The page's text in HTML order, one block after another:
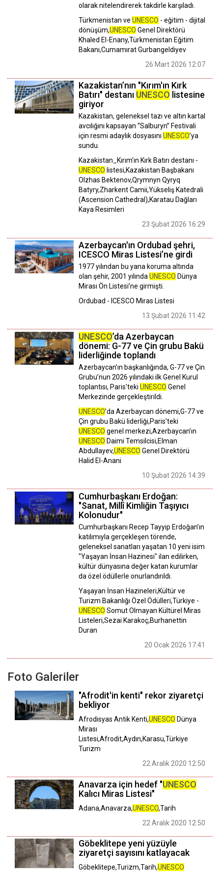
olarak nitelendirerek takdirle karşıladı.
Türkmenistan ve UNESCO - eğitim - dijital
dönüşüm,UNESCO Genel Direktörü
Khaled El-Enany,Türkmenistan Eğitim
Bakanı,Cumamırat Gurbangeldiyev
26 Mart 2026 12:07
Kazakistan’nın "Kırım'ın Kırk
Batırı" destanı UNESCO listesine
giriyor
Kazakistan, geleneksel tazı ve altın kartal
avcılığını kapsayan “Salburyn” Festivali
için resmi adaylık dosyasını UNESCO’ya
sundu.
Kazakistan_Kırım'ın Kırk Batırı destanı -
UNESCO listesi,Kazakistan Başbakanı
Olzhas Bektenov,Qrymnyn Qyryq
Batyry,Zharkent Camii,Yükseliş Katedrali
(Ascension Cathedral),Karatau Dağları
Kaya Resimleri
23 Şubat 2026 16:29
Azerbaycan'ın Ordubad şehri,
ICESCO Miras Listesi’ne girdi
1977 yılından bu yana koruma altında
olan şehir, 2001 yılında UNESCO Dünya
Mirası Ön Listesi’ne girmişti.
Ordubad - ICESCO Miras Listesi
13 Şubat 2026 11:42
UNESCO’da Azerbaycan
dönemi: G-77 ve Çin grubu Bakü
liderliğinde toplandı
Azerbaycan’ın başkanlığında, G-77 ve Çin
Grubu’nun 2026 yılındaki ilk Genel Kurul
toplantısı, Paris'teki UNESCO Genel
Merkezinde gerçekleştirildi.
UNESCO’da Azerbaycan dönemi,G-77 ve
Çin grubu Bakü liderliği,Paris'teki
UNESCO genel merkezi,Azerbaycan’ın
UNESCO Daimi Temsilcisi,Elman
Abdullayev,UNESCO Genel Direktörü
Halid El-Anani
10 Şubat 2026 14:39
Cumhurbaşkanı Erdoğan:
"Sanat, Millî Kimliğin Taşıyıcı
Kolonudur"
Cumhurbaşkanı Recep Tayyip Erdoğan’ın
katılımıyla gerçekleşen törende,
geleneksel sanatları yaşatan 10 yeni isim
"Yaşayan İnsan Hazinesi" ilan edilirken,
kültür dünyasına değer katan kurumlar
da özel ödüllerle onurlandırıldı.
Yaşayan İnsan Hazineleri,Kültür ve
Turizm Bakanlığı Özel Ödülleri,Türkiye -
UNESCO Somut Olmayan Kültürel Miras
Listeleri,Sezai Karakoç,Burhanettin
Duran
20 Ocak 2026 17:41
Foto Galeriler
"Afrodit'in kenti" rekor ziyaretçi
bekliyor
Afrodisyas Antik Kenti,UNESCO Dünya
Mirası
Listesi,Afrodit,Aydın,Karasu,Türkiye
Turizm
22 Aralık 2020 12:50
Anavarza için hedef "UNESCO
Kalıcı Miras Listesi"
Adana,Anavarza,UNESCO,Tarih
22 Aralık 2020 12:50
Göbeklitepe yeni yüzüyle
ziyaretçi sayısını katlayacak
Göbeklitepe,Turizm,Tarih,UNESCO